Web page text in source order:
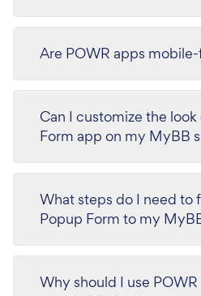
Are POWR apps
Can I customize the
Form app on my MyBB
What steps do I need to
Popup Form to my
Why should I use